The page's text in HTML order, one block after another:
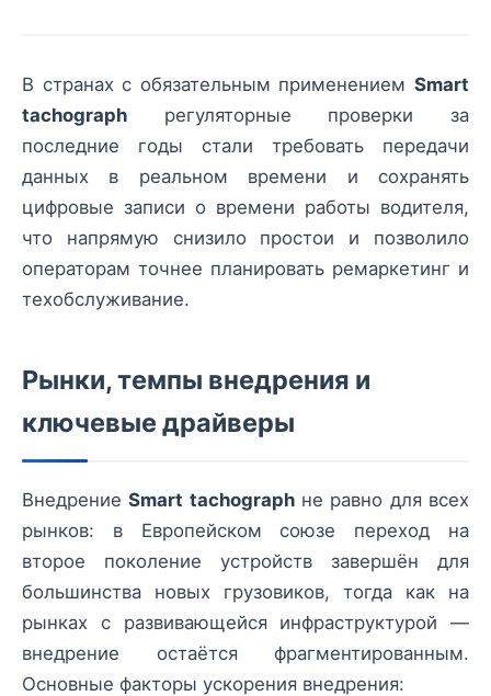
В странах с обязательным применением Smart
tachograph регуляторные проверки за
последние годы стали требовать передачи
данных в реальном времени и сохранять
цифровые записи о времени работы водителя,
что напрямую снизило простои и позволило
операторам точнее планировать ремаркетинг и
техобслуживание.
Рынки, темпы внедрения и
ключевые драйверы
ВнедрениеSmart tachographне равно для всех
рынков: в Европейском союзе переход на
второе поколение устройств завершён для
большинства новых грузовиков, тогда как на
рынках с развивающейся инфраструктурой —
внедрение остаётся фрагментированным.
Основные факторы ускорения внедрения: